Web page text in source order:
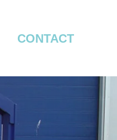
CONTACT